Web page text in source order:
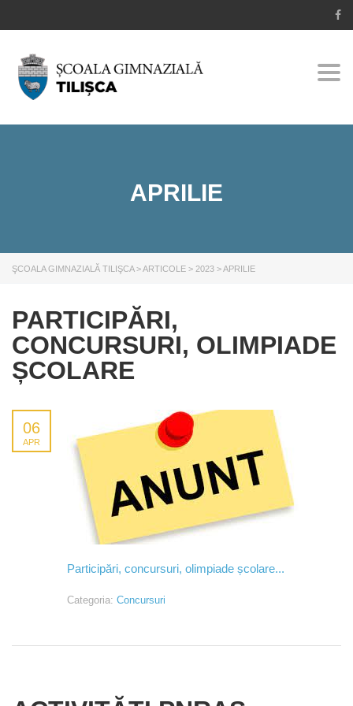
APRILIE
ŞCOALA GIMNAZIALĂ TILIŞCA>ARTICOLE > 2023 >APRILIE
PARTICIPĂRI,
CONCURSURI, OLIMPIADE
ȘCOLARE
06
APR
Participări, concursuri, olimpiade școlare...
Categoria: Concursuri